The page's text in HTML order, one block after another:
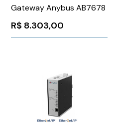
Gateway Anybus AB7678
R$ 8.303,00